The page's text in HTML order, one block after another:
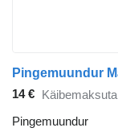
14 € Käibemaksuta
Pingemuundur